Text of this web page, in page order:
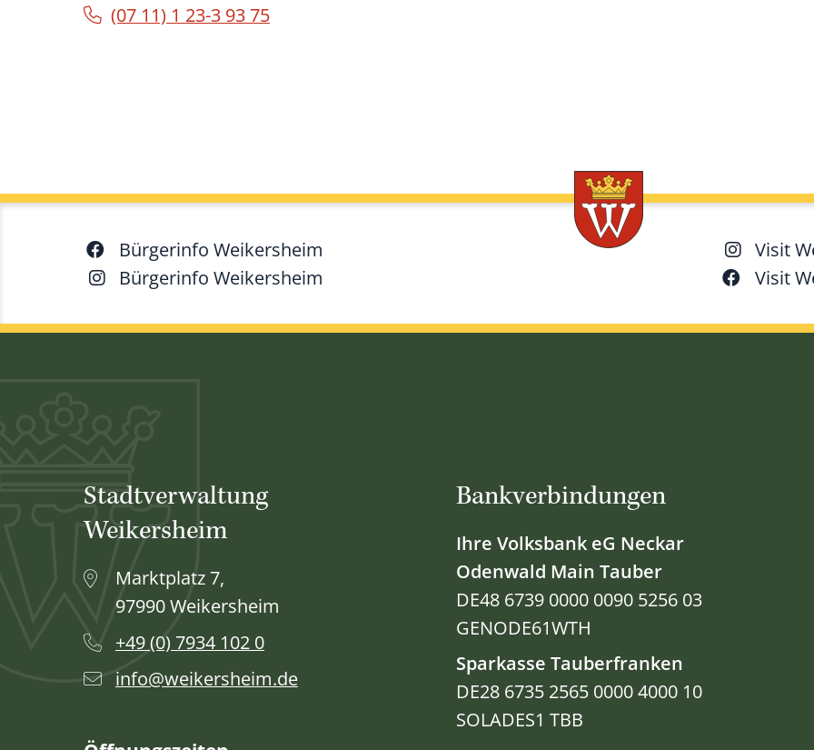
(07 11) 1 23-3 93 75
Bürgerinfo Weikersheim
Bürgerinfo Weikersheim
Visit
Visit
Stadtverwaltung
Weikersheim
Marktplatz 7,
97990 Weikersheim
+49 (0) 7934 102 0
info@weikersheim.de
Bankverbindungen
Ihre Volksbank eG Neckar
Odenwald Main Tauber
DE48 6739 0000 0090 5256 03
GENODE61WTH
Sparkasse Tauberfranken
DE28 6735 2565 0000 4000 10
SOLADES1 TBB